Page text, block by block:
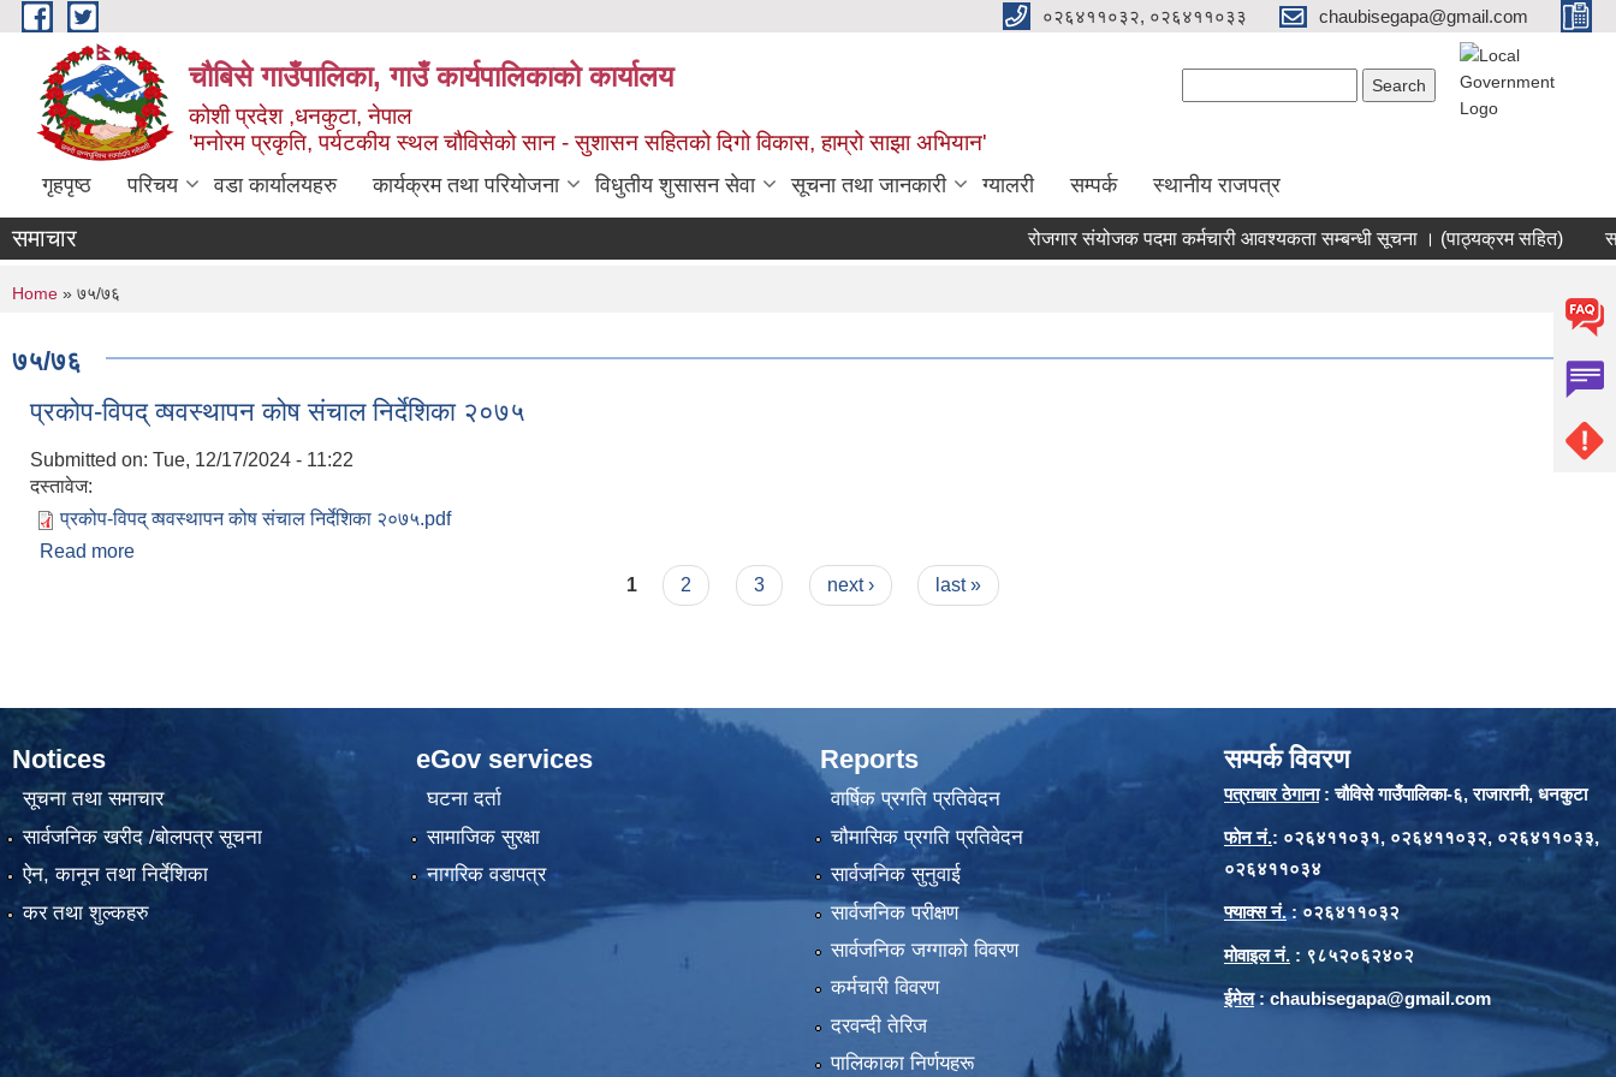
Skip to main content ०२६४११०३२, ०२६४११०३३ chaubisegapa@gmail.com
चौबिसे गाउँपालिका, गाउँ कार्यपालिकाको कार्यालय
कोशी प्रदेश ,धनकुटा, नेपाल
'मनोरम प्रकृति, पर्यटकीय स्थल चौविसेको सान - सुशासन सहितको दिगो विकास, हाम्रो साझा अभियान'
गृहपृष्ठ परिचय वडा कार्यालयहरु कार्यक्रम तथा परियोजना विधुतीय शुसासन सेवा सूचना तथा जानकारी ग्यालरी सम्पर्क स्थानीय राजपत्र
समाचार रोजगार संयोजक पदमा कर्मचारी आवश्यकता सम्बन्धी सूचना । (पाठ्यक्रम सहित)
You are here
Home » ७५/७६
७५/७६
प्रकोप-विपद् व्षवस्थापन कोष संचाल निर्देशिका २०७५
Submitted on: Tue, 12/17/2024 - 11:22
दस्तावेज:
प्रकोप-विपद् व्षवस्थापन कोष संचाल निर्देशिका २०७५.pdf
Read more
1 2 3 next › last »
Notices
सूचना तथा समाचार
सार्वजनिक खरीद /बोलपत्र सूचना
ऐन, कानून तथा निर्देशिका
कर तथा शुल्कहरु
eGov services
घटना दर्ता
सामाजिक सुरक्षा
नागरिक वडापत्र
Reports
वार्षिक प्रगति प्रतिवेदन
चौमासिक प्रगति प्रतिवेदन
सार्वजनिक सुनुवाई
सार्वजनिक परीक्षण
सार्वजनिक जग्गाको विवरण
कर्मचारी विवरण
दरवन्दी तेरिज
पालिकाका निर्णयहरू
सम्पर्क विवरण
पत्राचार ठेगाना: चौविसे गाउँपालिका-६, राजारानी, धनकुटा
फाेन नं.: ०२६४११०३१, ०२६४११०३२, ०२६४११०३३,
०२६४११०३४
फ्याक्स नं.: ०२६४११०३२
मोवाइल नं. : ९८५२०६२४०२
ईमेल: chaubisegapa@gmail.com